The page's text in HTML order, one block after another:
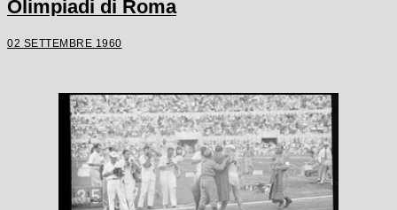
Olimpiadi di Roma
02 SETTEMBRE 1960